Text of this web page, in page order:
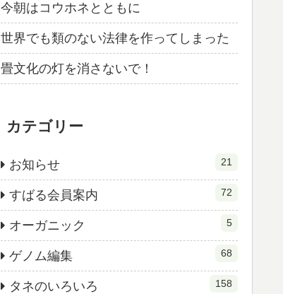
今朝はコウホネとともに
世界でも類のない法律を作ってしまった
畳文化の灯を消さないで！
カテゴリー
お知らせ 21
すばる会員案内 72
オーガニック 5
ゲノム編集 68
タネのいろいろ 158